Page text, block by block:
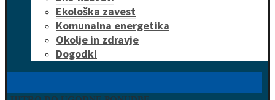
Ekološka zavest
Komunalna energetika
Okolje in zdravje
Dogodki